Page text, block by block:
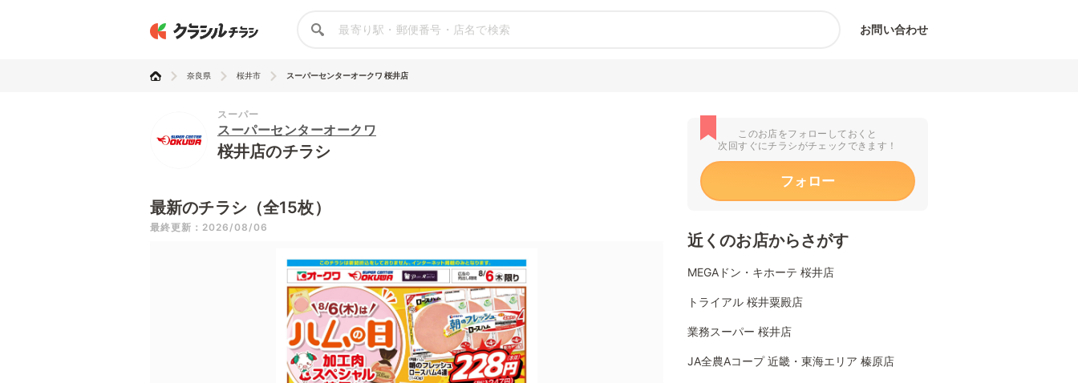
お問い合わせ
奈良県 桜井市 スーパーセンターオークワ 桜井店
スーパー
スーパーセンターオークワ
桜井店のチラシ
最新のチラシ（全15枚）
最終更新：2026/08/06
このお店をフォローしておくと
次回すぐにチラシがチェックできます！
フォロー
近くのお店からさがす
MEGAドン・キホーテ 桜井店
トライアル 桜井粟殿店
業務スーパー 桜井店
JA全農Aコープ 近畿・東海エリア 榛原店